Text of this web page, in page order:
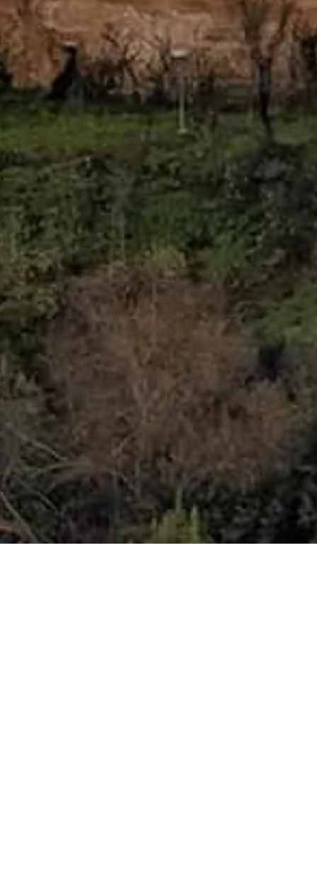
アルハンブラ宮殿
親しみやすいアルハンブラ宮殿ガイド。実用的なヒント、チ
ケット予約、宮殿・庭園と静かに出会うための計画。
©2026 本サイトは独立運営で、アルハンブラ宮殿やPatronato
de la Alhambra y Generalifeの公式サイトではありません。
本サイト alhambragranada.org.es は、グラナダのアルハンブラ
宮殿 に特化した独立情報プラットフォームです。
記載されている登録商標およびブランドは、それぞれの権利
所有者に帰属します。チケットに関するお問い合わせは、各
チケット提供会社へお寄せください。
お問い合わせ
クイックリンク
チケットを選ぶ
開館時間
見どころ
よくある質問
リーガル
当サイトについて
クッキーポリシー
サイトマップ
世界中の旅行者と歴史好きのために、同じ思いを持つ一人の
人間が ❤️ を込めて制作しました。
グラナダのアルハンブラ宮殿 のパーソナルガイドです。チ
ケットや営業時間など、お気軽にご質問ください！
💬